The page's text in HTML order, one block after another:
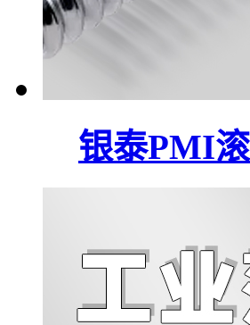
银泰PMI